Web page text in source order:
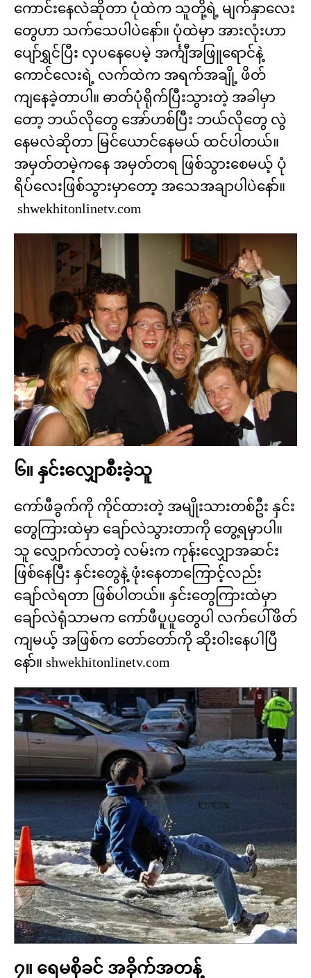
ကောင်းနေလဲဆိုတာ ပုံထဲက သူတို့ရဲ့ မျက်နှာလေး
တွေဟာ သက်သေပါပဲနော်။ ပုံထဲမှာ အားလုံးဟာ
ပျော်ရွှင်ပြီး လှပနေပေမဲ့ အင်္ကျီအဖြူရောင်နဲ့
ကောင်လေးရဲ့ လက်ထဲက အရက်အချို့ ဖိတ်
ကျနေခဲ့တာပါ။ ဓာတ်ပုံရိုက်ပြီးသွားတဲ့ အခါမှာ
တော့ ဘယ်လိုတွေ အော်ဟစ်ပြီး ဘယ်လိုတွေ လွဲ
နေမလဲဆိုတာ မြင်ယောင်နေမယ် ထင်ပါတယ်။
အမှတ်တမဲ့ကနေ အမှတ်တရ ဖြစ်သွားစေမယ့် ပုံ
ရိပ်လေးဖြစ်သွားမှာတော့ အသေအချာပါပဲနော်။
shwekhitonlinetv.com
၆။ နှင်းလျှောစီးခဲ့သူ
ကော်ဖီခွက်ကို ကိုင်ထားတဲ့ အမျိုးသားတစ်ဦး နှင်း
တွေကြားထဲမှာ ချော်လဲသွားတာကို တွေ့ရမှာပါ။
သူ လျှောက်လာတဲ့ လမ်းက ကုန်းလျှောအဆင်း
ဖြစ်နေပြီး နှင်းတွေနဲ့ ဖုံးနေတာကြောင့်လည်း
ချော်လဲရတာ ဖြစ်ပါတယ်။ နှင်းတွေကြားထဲမှာ
ချော်လဲရုံသာမက ကော်ဖီပူပူတွေပါ လက်ပေါ်ဖိတ်
ကျမယ့် အဖြစ်က တော်တော်ကို ဆိုး၀ါးနေပါပြီ
နော်။ shwekhitonlinetv.com
၇။ ရေမစိုခင် အခိုက်အတန့်